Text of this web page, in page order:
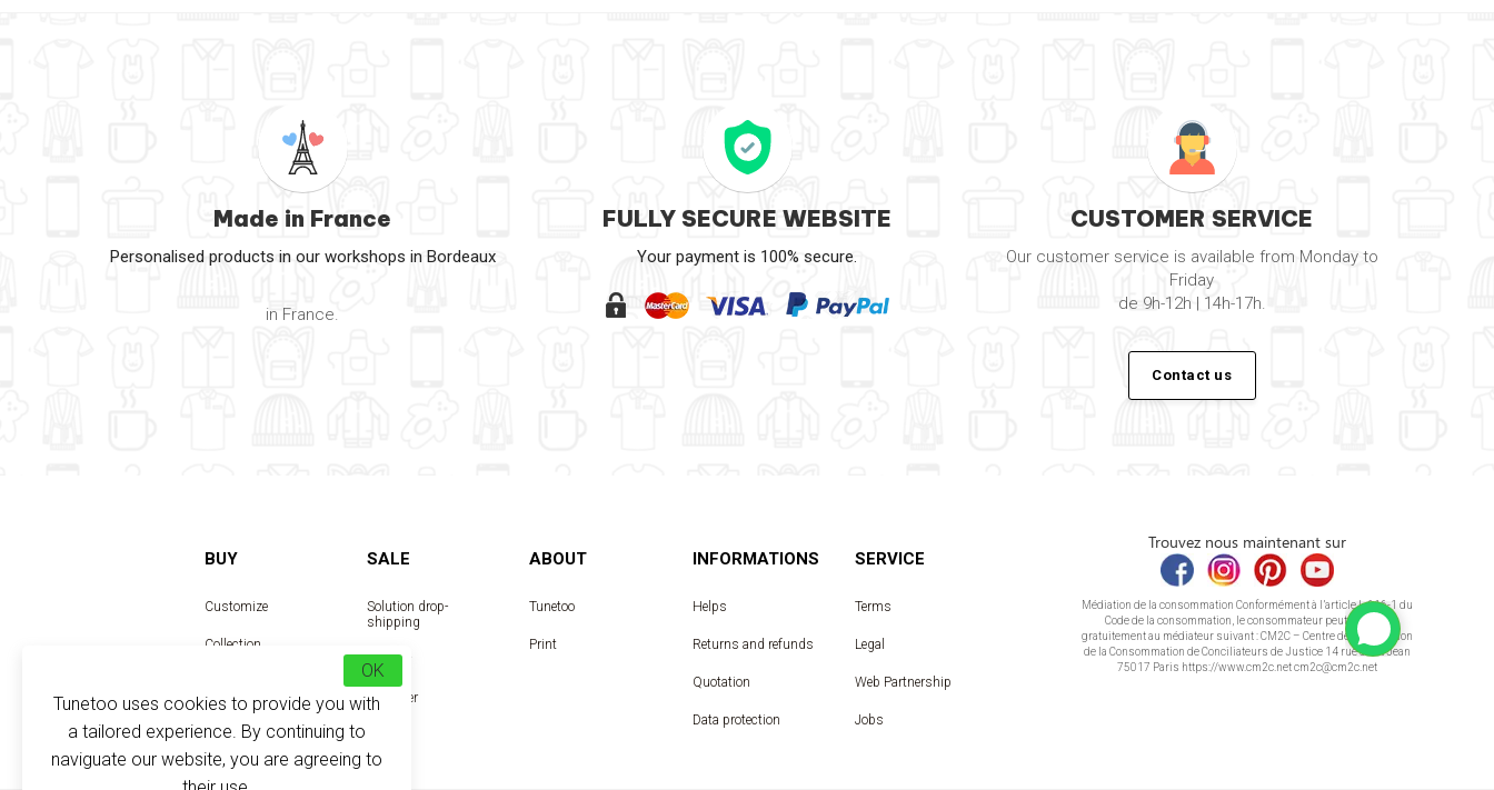
Made in France
Personalised products in our workshops in Bordeaux
in France.
FULLY SECURE WEBSITE
Your payment is 100% secure.
CUSTOMER SERVICE
Our customer service is available from Monday to
Friday
de 9h-12h | 14h-17h.
Contact us
BUY
Customize
Collection
SALE
Solution drop-
shipping
Reseller
Designer
ABOUT
Tunetoo
Print
INFORMATIONS
Helps
Returns and refunds
Quotation
Data protection
SERVICE
Terms
Legal
Web Partnership
Jobs
Trouvez nous maintenant sur
Médiation de la consommation Conformément à l’article L.616-1 du
Code de la consommation, le consommateur peut recourir
gratuitement au médiateur suivant : CM2C – Centre de la Médiation
de la Consommation de Conciliateurs de Justice 14 rue Saint Jean
75017 Paris https://www.cm2c.net cm2c@cm2c.net
Tunetoo uses cookies to provide you with
a tailored experience. By continuing to
naviguate our website, you are agreeing to
OK